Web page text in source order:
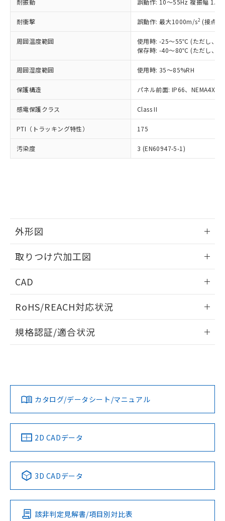
耐振動 誤動作: 10～55Hz 複振幅
耐衝撃 誤動作: 最大1000m/s2 (接点
周囲温度範囲
使用時: -25～55℃ (ただし、氷
保存時: -40～80℃ (ただし、氷
周囲湿度範囲 使用時: 35～85%RH
保護構造 パネル前面: IP66、NEMA4X,
感電保護クラス Class II
PTI（トラッキング特性） 175
汚染度 3 (EN60947-5-1)
外形図
取りつけ穴加工図
CAD
ドすることができます。
ログイン/会員登録
ダウンロードデータをご利用いただく前に、以下を必ずお読
みください。
ソフトウェアの使用条件
RoHS/REACH対応状況
EU RoHS 注意事項・凡例
対応済み
中国 RoHS 注意事項・凡例
Pb Hg Cd Cr(VI)
O
規格認証/適合状況
カタログ/データシート/マニュアル
2D CADデータ
3D CADデータ
該非判定見解書/項目別対比表
正式な納期状況および標準価格はお客
様のお取引先、またはお客様担当のオ
ムロン制御機器販売店・当社販売員に
オムロン制御機器販売店や当社販売拠
販売ネットワーク
」をご確認
在庫状況および標準価格結果を当社の
事前の承諾なく第三者に漏洩または開
示しないようお願いします。
マイパーツ機能（部品リスト作成サー
ビス）をご利用いただくには、I-Web
メンバーズにご登録されている必要が
お客様が当ウェブサイト上で当社にご
指します。
但し、RoHS指令で産業用監視および制御機器に対する
適用除外項目は除く。
フタル酸エステル類の４物質については閾値を超える意
図的な使用がないことを確認しています。
部品在庫の切り替え状況などにより、予定
月が前後することがあります。
※3 非含有証明書ダウンロード
51物質の非含有証明書（当社基準）
※本証明書は発行日時点で非含有を証明す
るもので、過去に遡って非含有を証明する
ものではありません。
また、RoHS指令のフタル酸エステル類４
欄に対応日を記載しておりました。
既に当社にて対応品への在庫切替を完了
していることから、特段のことがない限
り、2022年1月12日より割愛しておりま
す。
DBP(フタル酸ジブチル) : 1000ppm、 DIBP(フタル酸ジ
イソブチル) : 1000ppm、 BBP(フタル酸ブチルベンジ
DEHP(フタル酸ビス(2-エチルヘキシル)) : 1000ppm
準値以下であることを示します。
「10」：通常の使用状況下において有害物
質が外部に漏えいし、環境に深刻な影響を
及ぼさない年数を意味します。
「－」：未確認です。当社販売部門へお問
全に破砕するなど、違法に輸出されな
いよう必要な手段を講じます。
当社は貴社製品を、核兵器、ミサイ
ル、化学兵器、生物兵器またはその他
武器並びにこれらの製造装置等に一切
当社は、貴社製品を第三者に販売する
場合は、上記1、2および3の内容を当
該第三者に通知します。また当社は、
販売先および販売に係わる関係者が違
法に輸出するおそれがある場合は、取
り引きをいたしません。
一定数には満たないが在庫あり
－
在庫なし(最新の在庫状況につ
いては、お客様のお取引先、ま
たはお客様担当のオムロン制御
機器販売店・当社販売員にご確
空
受注生産機種、また在庫状況の
情報を公開していない機種